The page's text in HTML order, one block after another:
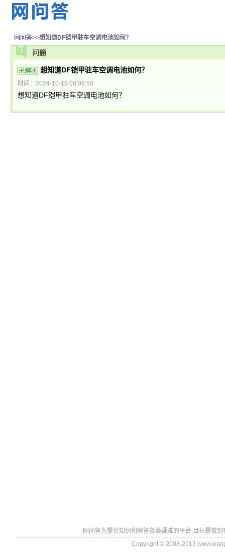
网问答>>想知道DF铠甲驻车空调电池如何？
问题
想知道DF铠甲驻车空调电池如何？
时间：2024-10-19 08:09:50
想知道DF铠甲驻车空调电池如何？
网问答为提供知识和解答各类疑难的平台,目标是做
Copyright © 2008-2013